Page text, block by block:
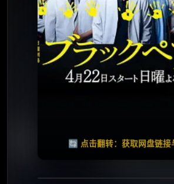
🔄 点击翻转：获取网盘链接